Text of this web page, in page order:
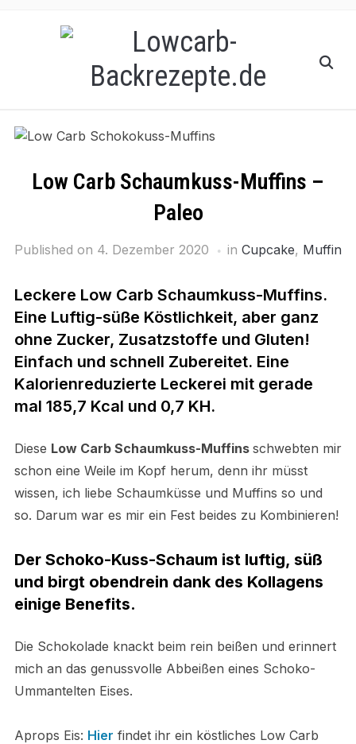
Low Carb Schaumkuss-Muffins –
Paleo
Published on 4. Dezember 2020 in Cupcake, Muffin
Leckere Low Carb Schaumkuss-Muffins.
Eine Luftig-süße Köstlichkeit, aber ganz
ohne Zucker, Zusatzstoffe und Gluten!
Einfach und schnell Zubereitet. Eine
Kalorienreduzierte Leckerei mit gerade
mal 185,7 Kcal und 0,7 KH.
Diese Low Carb Schaumkuss-Muffins schwebten mir
schon eine Weile im Kopf herum, denn ihr müsst
wissen, ich liebe Schaumküsse und Muffins so und
so. Darum war es mir ein Fest beides zu Kombinieren!
Der Schoko-Kuss-Schaum istluftig, süß
und birgt obendrein dank des Kollagens
einige Benefits.
Die Schokolade knackt beim rein beißen und erinnert
mich an das genussvolle Abbeißen eines Schoko-
Ummantelten Eises.
Aprops Eis: Hier findet ihr ein köstliches Low Carb